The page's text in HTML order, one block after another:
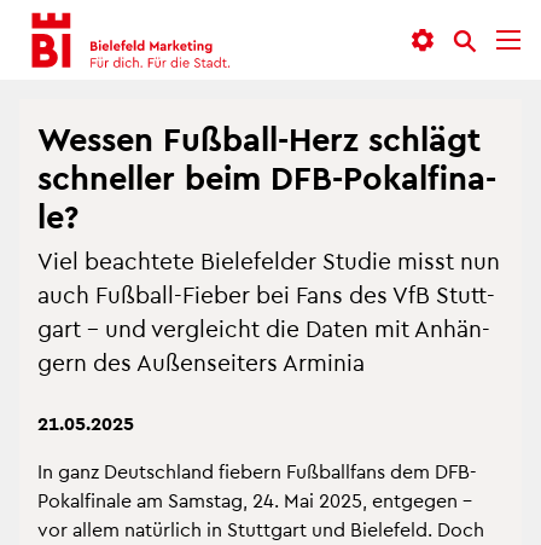
In­
halt
gen
Menü
an­
Suche
an­
Wes­sen Fuß­ball-Herz schlägt
schnel­ler beim DFB-Po­kal­fi­na­
le?
Viel be­ach­te­te Bie­le­fel­der Stu­die misst nun
auch Fuß­ball-Fie­ber bei Fans des VfB Stutt­
gart – und ver­gleicht die Daten mit An­hän­
gern des Au­ßen­sei­ters Ar­mi­nia
21.05.2025
In ganz Deutsch­land fie­bern Fuß­ball­fans dem DFB-
Po­kal­fi­na­le am Sams­tag, 24. Mai 2025, ent­ge­gen –
vor allem na­tür­lich in Stutt­gart und Bie­le­feld. Doch